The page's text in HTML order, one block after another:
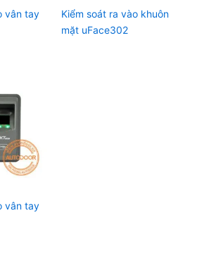
vân tay
Kiểm soát ra vào khuôn
mặt uFace302
vân tay